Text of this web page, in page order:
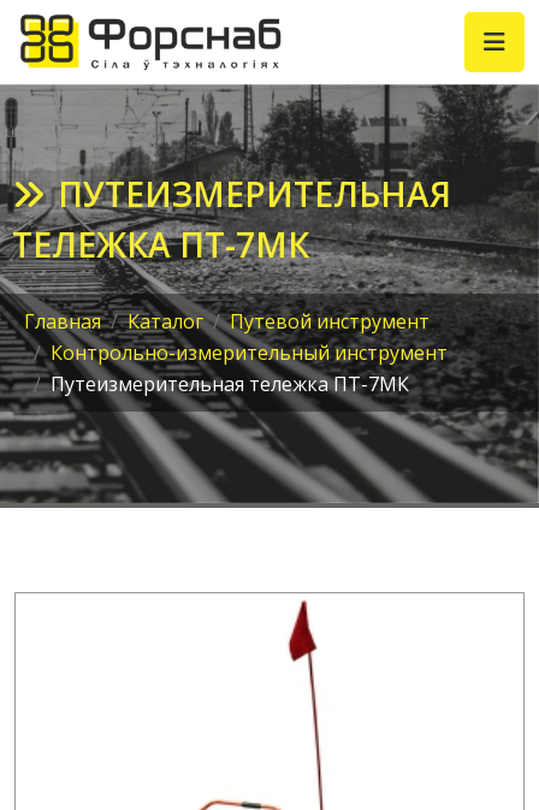
ПУТЕИЗМЕРИТЕЛЬНАЯ
ТЕЛЕЖКА ПТ-7МК
Главная Каталог
Путевой инструмент
Контрольно-измерительный инструмент
Путеизмерительная тележка ПТ-7МК